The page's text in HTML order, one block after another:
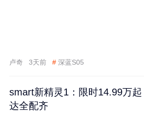
卢奇 3天前 # 深蓝S05
smart新精灵1：限时14.99万
达全配齐